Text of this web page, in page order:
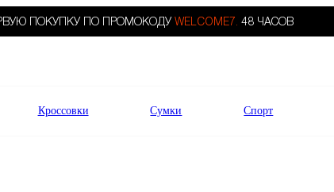
ПОКУПКУ ПО ПРОМОКОДУ WELCOME7. 48 ЧАСОВ
Кроссовки Сумки Спорт